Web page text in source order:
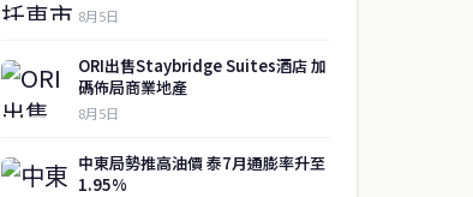
8月5日
ORI出售Staybridge Suites酒店 加
碼佈局商業地產
8月5日
中東局勢推高油價 泰7月通膨率升至
1.95%